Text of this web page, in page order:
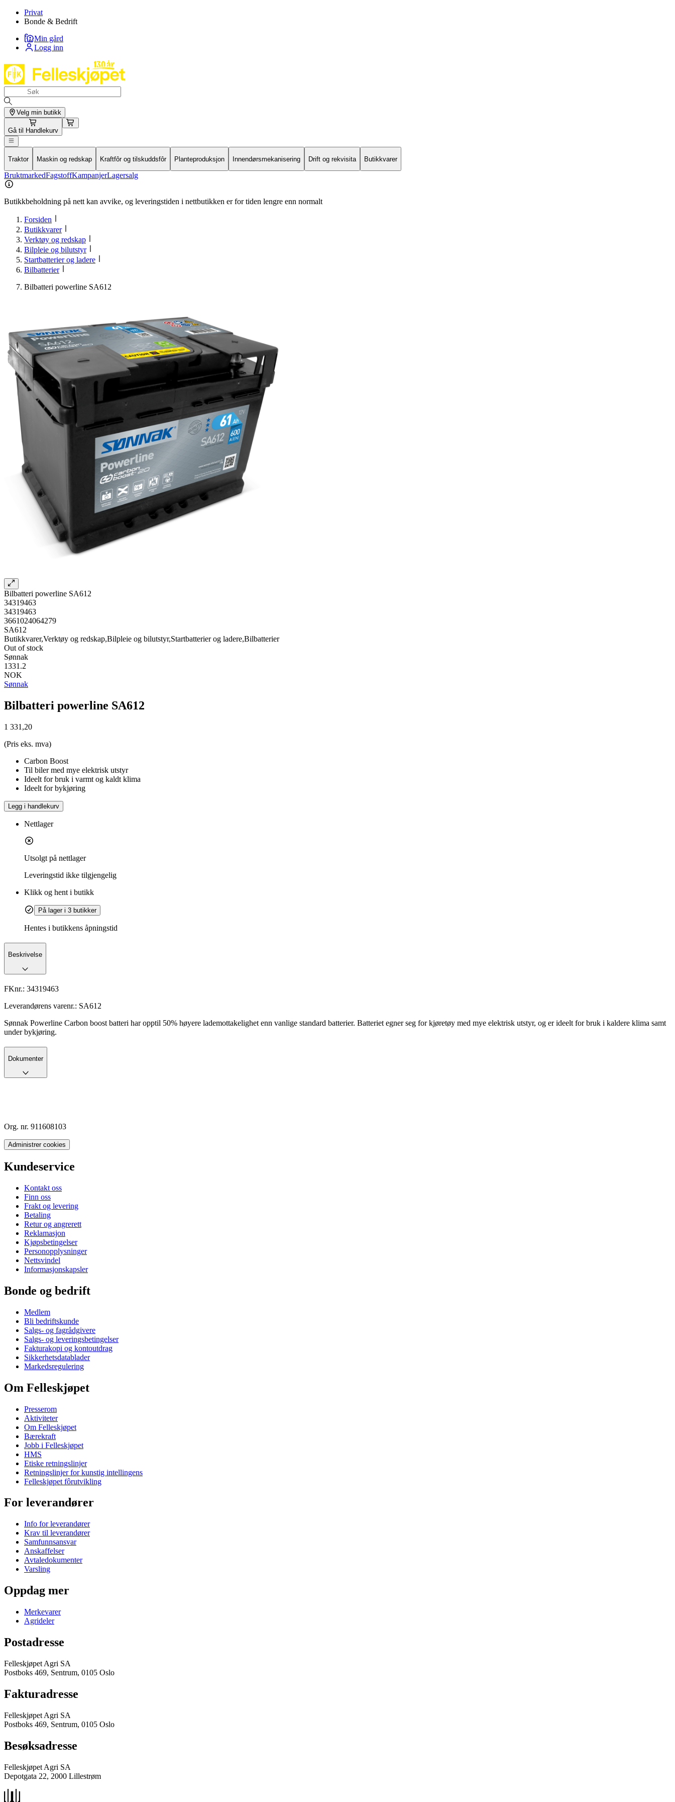
Privat
Bonde & Bedrift
Min gård
Logg inn
Velg min butikk
Gå til Handlekurv
Traktor Maskin og redskap Kraftfôr og tilskuddsfôr Planteproduksjon Innendørsmekanisering Drift og rekvisita Butikkvarer
BruktmarkedFagstoffKampanjerLagersalg
Butikkbeholdning på nett kan avvike, og leveringstiden i nettbutikken er for tiden lengre enn normalt
Forsiden
Butikkvarer
Verktøy og redskap
Bilpleie og bilutstyr
Startbatterier og ladere
Bilbatterier
Bilbatteri powerline SA612
Bilbatteri powerline SA612
34319463
34319463
3661024064279
SA612
Butikkvarer,Verktøy og redskap,Bilpleie og bilutstyr,Startbatterier og ladere,Bilbatterier
Out of stock
Sønnak
1331.2
NOK
Sønnak
Bilbatteri powerline SA612
1 331,20
(Pris eks. mva)
Carbon Boost
Til biler med mye elektrisk utstyr
Ideelt for bruk i varmt og kaldt klima
Ideelt for bykjøring
Legg i handlekurv
Nettlager
Utsolgt på nettlager
Leveringstid ikke tilgjengelig
Klikk og hent i butikk
På lager i 3 butikker
Hentes i butikkens åpningstid
Beskrivelse
FKnr.: 34319463
Leverandørens varenr.: SA612
Sønnak Powerline Carbon boost batteri har opptil 50% høyere lademottakelighet enn vanlige standard batterier. Batteriet egner seg for kjøretøy med mye elektrisk utstyr, og er ideelt for bruk i kaldere klima samt
under bykjøring.
Dokumenter
Org. nr. 911608103
Administrer cookies
Kundeservice
Kontakt oss
Finn oss
Frakt og levering
Betaling
Retur og angrerett
Reklamasjon
Kjøpsbetingelser
Personopplysninger
Nettsvindel
Informasjonskapsler
Bonde og bedrift
Medlem
Bli bedriftskunde
Salgs- og fagrådgivere
Salgs- og leveringsbetingelser
Fakturakopi og kontoutdrag
Sikkerhetsdatablader
Markedsregulering
Om Felleskjøpet
Presserom
Aktiviteter
Om Felleskjøpet
Bærekraft
Jobb i Felleskjøpet
HMS
Etiske retningslinjer
Retningslinjer for kunstig intellingens
Felleskjøpet fôrutvikling
For leverandører
Info for leverandører
Krav til leverandører
Samfunnsansvar
Anskaffelser
Avtaledokumenter
Varsling
Oppdag mer
Merkevarer
Agrideler
Postadresse
Felleskjøpet Agri SA
Postboks 469, Sentrum, 0105 Oslo
Fakturadresse
Felleskjøpet Agri SA
Postboks 469, Sentrum, 0105 Oslo
Besøksadresse
Felleskjøpet Agri SA
Depotgata 22, 2000 Lillestrøm